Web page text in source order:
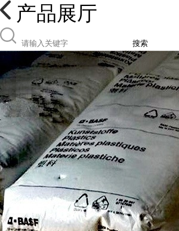
产品展厅
搜索